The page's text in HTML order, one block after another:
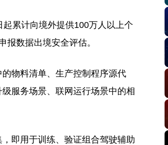
累计向境外提供100万人以上个
报数据出境安全评估。
物料清单、生产控制程序源代
服务场景、联网运行场景中的相
即用于训练、验证组合驾驶辅助